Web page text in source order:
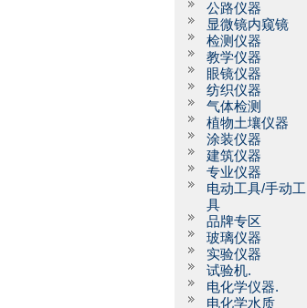
公路仪器
显微镜内窥镜
检测仪器
教学仪器
眼镜仪器
纺织仪器
气体检测
植物土壤仪器
涂装仪器
建筑仪器
专业仪器
电动工具/手动工
具
品牌专区
玻璃仪器
实验仪器
试验机.
电化学仪器.
电化学水质